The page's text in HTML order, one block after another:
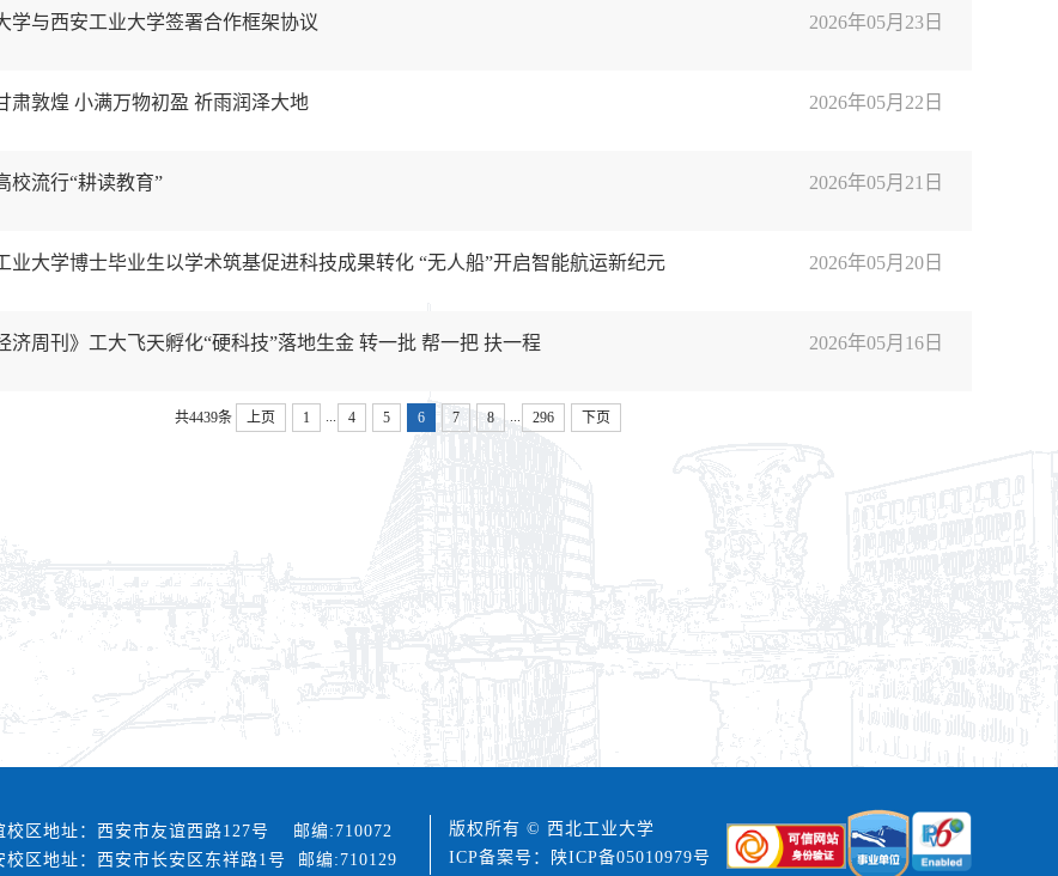
学与西安工业大学签署合作框架协议 2026年05月23日
肃敦煌 小满万物初盈 祈雨润泽大地 2026年05月22日
校流行“耕读教育” 2026年05月21日
业大学博士毕业生以学术筑基促进科技成果转化 “无人船”开启智能航运新纪元 2026年05月20日
济周刊》工大飞天孵化“硬科技”落地生金 ​转一批 帮一把 扶一程 2026年05月16日
共4439条 上页 1 4 5 6 7 8 296 下页
校区地址：西安市友谊西路127号 邮编:710072
校区地址：西安市长安区东祥路1号 邮编:710129
版权所有 © 西北工业大学
ICP备案号：陕ICP备05010979号